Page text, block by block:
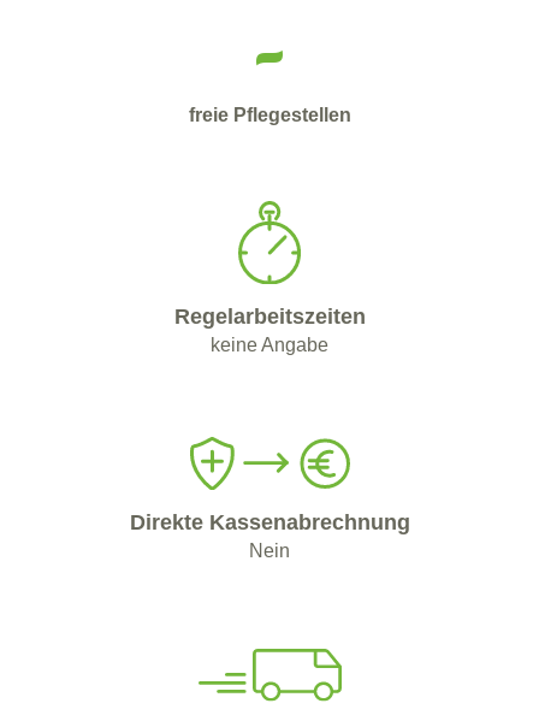
-
freie Pflegestellen
Regelarbeitszeiten
keine Angabe
Direkte Kassenabrechnung
Nein